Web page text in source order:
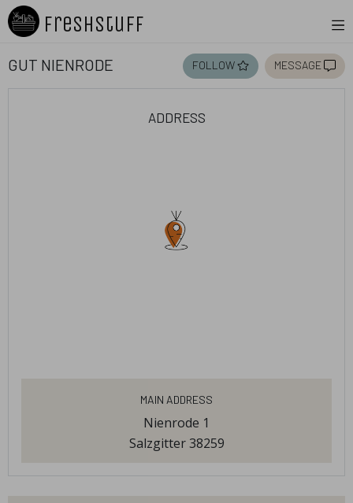
Freshstuff
Gut Nienrode follow message
address
Main Address
Nienrode 1
Salzgitter 38259